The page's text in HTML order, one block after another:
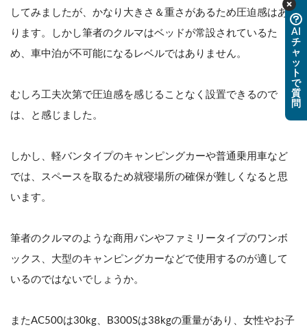
してみましたが、かなり大きさ＆重さがあるため圧迫感はあ
ります。しかし筆者のクルマはベッドが常設されているた
め、車中泊が不可能になるレベルではありません。
むしろ工夫次第で圧迫感を感じることなく設置できるので
は、と感じました。
しかし、軽バンタイプのキャンピングカーや普通乗用車など
では、スペースを取るため就寝場所の確保が難しくなると思
います。
筆者のクルマのような商用バンやファミリータイプのワンボ
ックス、大型のキャンピングカーなどで使用するのが適して
いるのではないでしょうか。
またAC500は30kg、B300Sは38kgの重量があり、女性やお子
AI
チ
ャ
ッ
ト
で
質
問